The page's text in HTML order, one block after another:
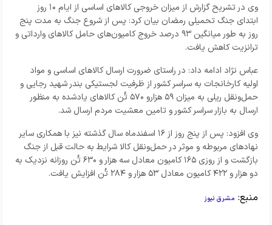
وی در تشریح گزارش از میزان خروجی کالاهای اساسی از ایام ۱۰ روز
ابتدای جنگ تحمیلی رمضان بیان کرد: پس از شروع جنگ به مدت پنج
روز به طور میانگین ۹۳ درصد خروج کامیون‌های حامل کالاهای وارداتی و
ترانزیت کاهش یافت.
عباس نژاد ادامه داد: در راستای ضرورت ارسال کالاهای اساسی و مواد
اولیه کارخانجات به سراسر کشور از ظرفیت لجستیکی بندر شهید رجایی و
حمل‌ونقل ریلی به میزان ۵۹ هزارو ۵۷۰ تُن کالاهای یادشده به منظور
ارسال به بازار سراسر کشور و تامین معشیت مردم ارسال شد.
وی افزود: پس از پنج روز از ۱۶ اسفندماه سال گذشته نیز با همکاری سایر
نهادهای مربوطه و موثر در حمل‌ونقل کالا شرایط به حالت قبل از جنگ
بازگشت و از روزی ۱۶۵ کامیون معادل سه هزار و ۶۳۰ تُن روزانه نزدیک به
دو هزار و ۴۲۲ کامیون معادل ۵۳ هزار و ۲۸۴ تُن افزایش یافت.
منبع: مشرق نیوز